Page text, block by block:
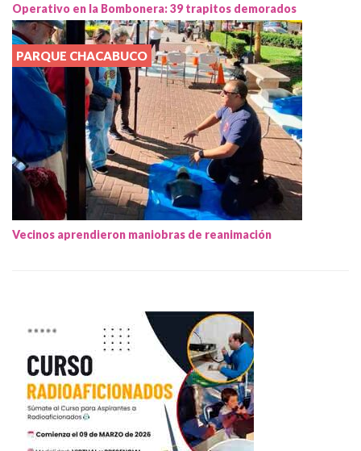
Operativo en la Bombonera: 39 trapitos demorados
PARQUE CHACABUCO
Vecinos aprendieron maniobras de reanimación